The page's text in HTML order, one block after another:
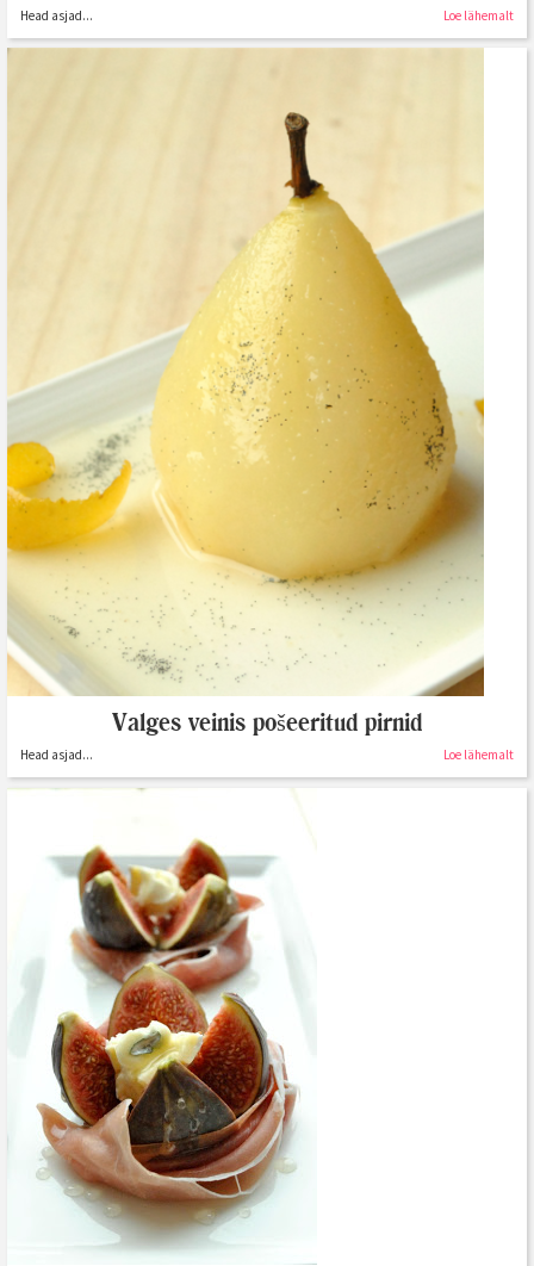
Head asjad... Loe lähemalt
Valges veinis pošeeritud pirnid
Head asjad... Loe lähemalt